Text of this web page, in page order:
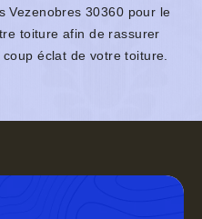
Vezenobres 30360 pour le
toiture afin de rassurer
éclat de votre toiture.